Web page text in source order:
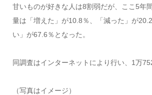
甘いものが好きな人は8割弱だが、ここ5年
量は「増えた」が10.8％、「減った」が
い」が67.6％となった。
同調査はインターネットにより行い、1万
（写真はイメージ）